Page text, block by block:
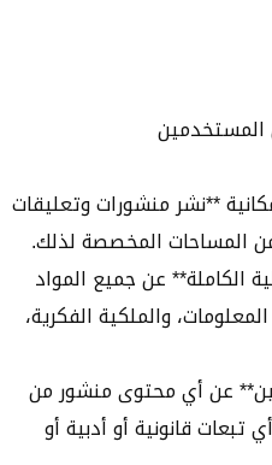
المستخدمين
**نشر منشورات وتعليقات
المساحات المخصصة لذلك.
الكاملة** عن جميع المواد
والملكية الفكرية،
عن أي محتوى منشور من
قانونية أو أدبية أو